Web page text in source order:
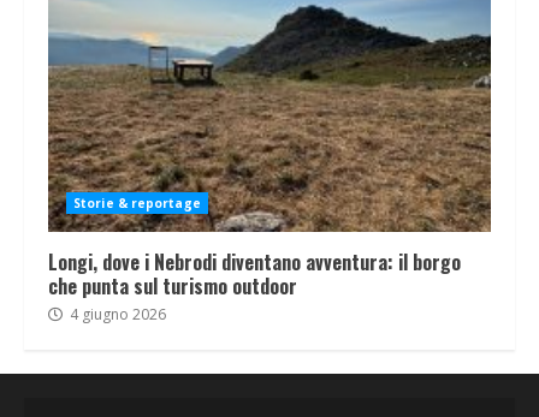
Storie & reportage
Longi, dove i Nebrodi diventano avventura: il borgo
che punta sul turismo outdoor
4 giugno 2026